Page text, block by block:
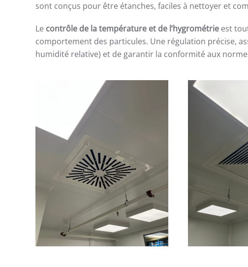
sont conçus pour être étanches, faciles à nettoyer et
Le contrôle de la température et de l’hygrométrie est
comportement des particules. Une régulation précise,
humidité relative) et de garantir la conformité aux